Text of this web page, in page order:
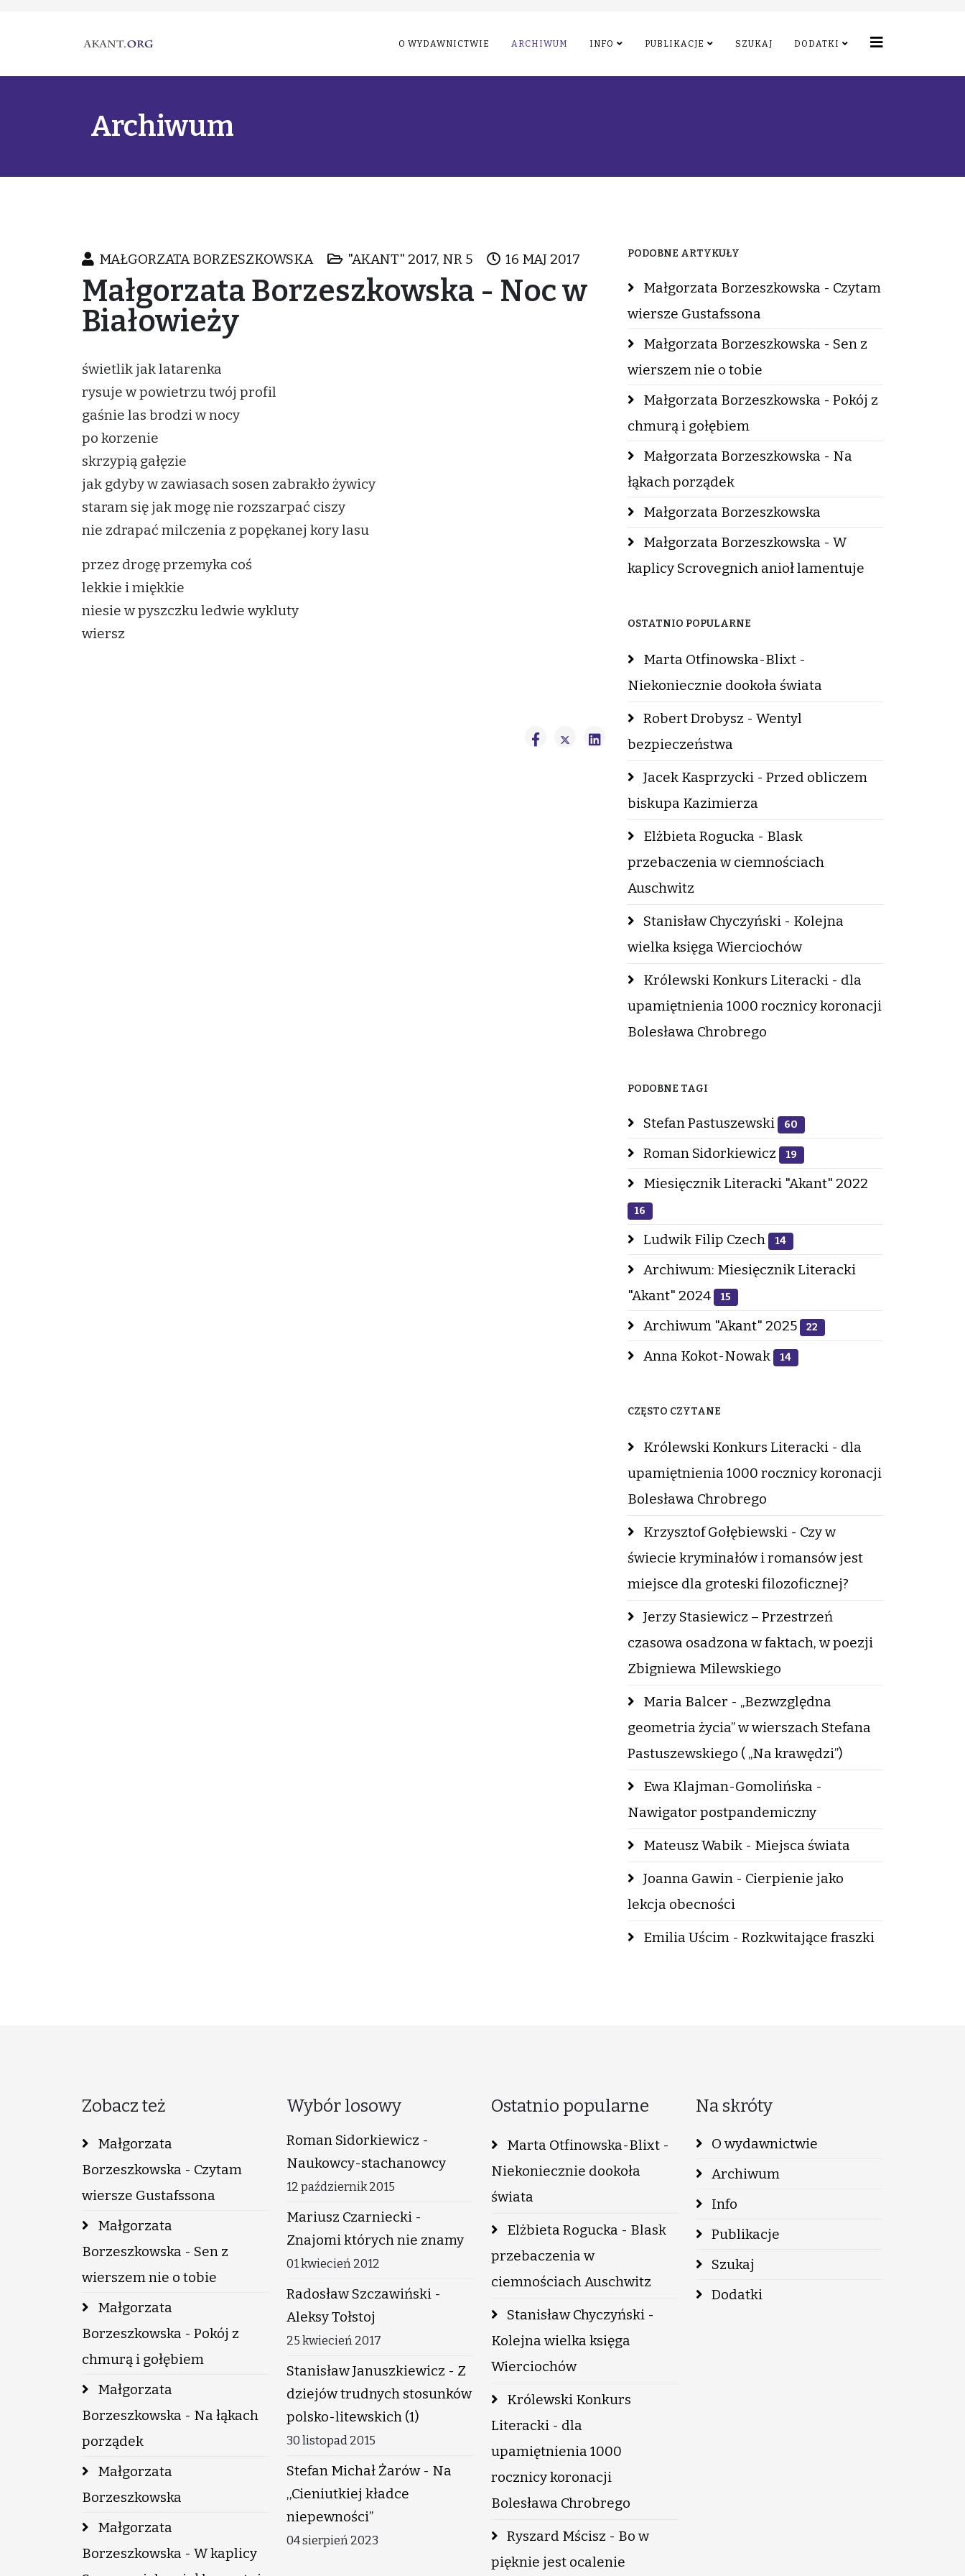
O WYDAWNICTWIE ARCHIWUM INFO PUBLIKACJE SZUKAJ DODATKI
Archiwum
MAŁGORZATA BORZESZKOWSKA "AKANT" 2017, NR 5 16 MAJ 2017
Małgorzata Borzeszkowska - Noc w
Białowieży
świetlik jak latarenka
rysuje w powietrzu twój profil
gaśnie las brodzi w nocy
po korzenie
skrzypią gałęzie
jak gdyby w zawiasach sosen zabrakło żywicy
staram się jak mogę nie rozszarpać ciszy
nie zdrapać milczenia z popękanej kory lasu
przez drogę przemyka coś
lekkie i miękkie
niesie w pyszczku ledwie wykluty
wiersz
PODOBNE ARTYKUŁY
Małgorzata Borzeszkowska - Czytam
wiersze Gustafssona
Małgorzata Borzeszkowska - Sen z
wierszem nie o tobie
Małgorzata Borzeszkowska - Pokój z
chmurą i gołębiem
Małgorzata Borzeszkowska - Na
łąkach porządek
Małgorzata Borzeszkowska
Małgorzata Borzeszkowska - W
kaplicy Scrovegnich anioł lamentuje
OSTATNIO POPULARNE
Marta Otfinowska-Blixt -
Niekoniecznie dookoła świata
Robert Drobysz - Wentyl
bezpieczeństwa
Jacek Kasprzycki - Przed obliczem
biskupa Kazimierza
Elżbieta Rogucka - Blask
przebaczenia w ciemnościach
Auschwitz
Stanisław Chyczyński - Kolejna
wielka księga Wierciochów
Królewski Konkurs Literacki - dla
upamiętnienia 1000 rocznicy koronacji
Bolesława Chrobrego
PODOBNE TAGI
Stefan Pastuszewski 60
Roman Sidorkiewicz 19
Miesięcznik Literacki "Akant" 2022
16
Ludwik Filip Czech 14
Archiwum: Miesięcznik Literacki
"Akant" 2024
15
Archiwum "Akant" 2025 22
Anna Kokot-Nowak 14
CZĘSTO CZYTANE
Królewski Konkurs Literacki - dla
upamiętnienia 1000 rocznicy koronacji
Bolesława Chrobrego
Krzysztof Gołębiewski - Czy w
świecie kryminałów i romansów jest
miejsce dla groteski filozoficznej?
Jerzy Stasiewicz – Przestrzeń
czasowa osadzona w faktach, w poezji
Zbigniewa Milewskiego
Maria Balcer - „Bezwzględna
geometria życia” w wierszach Stefana
Pastuszewskiego ( „Na krawędzi”)
Ewa Klajman-Gomolińska -
Nawigator postpandemiczny
Mateusz Wabik - Miejsca świata
Joanna Gawin - Cierpienie jako
lekcja obecności
Emilia Uścim - Rozkwitające fraszki
Zobacz też
Małgorzata
Borzeszkowska - Czytam
wiersze Gustafssona
Małgorzata
Borzeszkowska - Sen z
wierszem nie o tobie
Małgorzata
Borzeszkowska - Pokój z
chmurą i gołębiem
Małgorzata
Borzeszkowska - Na łąkach
porządek
Małgorzata
Borzeszkowska
Małgorzata
Borzeszkowska - W kaplicy
Wybór losowy
Roman Sidorkiewicz -
Naukowcy-stachanowcy
12 październik 2015
Mariusz Czarniecki -
Znajomi których nie znamy
01 kwiecień 2012
Radosław Szczawiński -
Aleksy Tołstoj
25 kwiecień 2017
Stanisław Januszkiewicz - Z
dziejów trudnych stosunków
polsko-litewskich (1)
30 listopad 2015
Stefan Michał Żarów - Na
,,Cieniutkiej kładce
niepewności”
04 sierpień 2023
Ostatnio popularne
Marta Otfinowska-Blixt -
Niekoniecznie dookoła
świata
Elżbieta Rogucka - Blask
przebaczenia w
ciemnościach Auschwitz
Stanisław Chyczyński -
Kolejna wielka księga
Wierciochów
Królewski Konkurs
Literacki - dla
upamiętnienia 1000
rocznicy koronacji
Bolesława Chrobrego
Ryszard Mścisz - Bo w
pięknie jest ocalenie
Na skróty
O wydawnictwie
Archiwum
Info
Publikacje
Szukaj
Dodatki